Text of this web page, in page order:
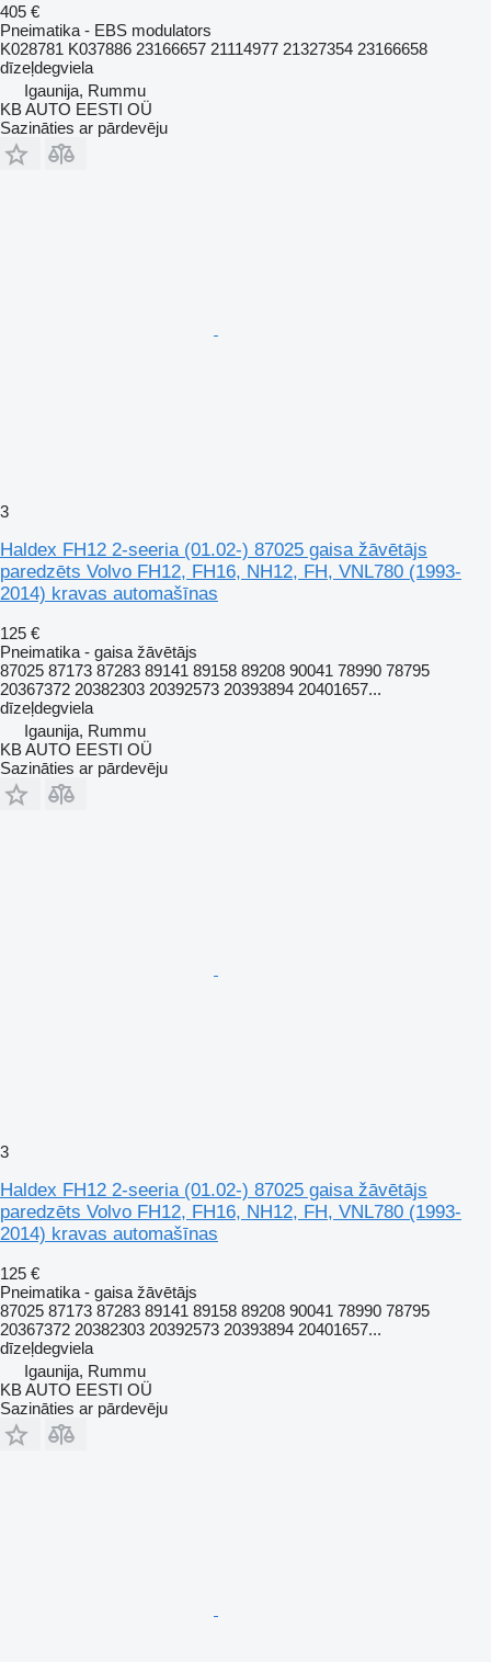
405 €
Pneimatika - EBS modulators
K028781 K037886 23166657 21114977 21327354 23166658
dīzeļdegviela
Igaunija, Rummu
KB AUTO EESTI OÜ
Sazināties ar pārdevēju
3
Haldex FH12 2-seeria (01.02-) 87025 gaisa žāvētājs
paredzēts Volvo FH12, FH16, NH12, FH, VNL780 (1993-
2014) kravas automašīnas
125 €
Pneimatika - gaisa žāvētājs
87025 87173 87283 89141 89158 89208 90041 78990 78795
20367372 20382303 20392573 20393894 20401657...
dīzeļdegviela
Igaunija, Rummu
KB AUTO EESTI OÜ
Sazināties ar pārdevēju
3
Haldex FH12 2-seeria (01.02-) 87025 gaisa žāvētājs
paredzēts Volvo FH12, FH16, NH12, FH, VNL780 (1993-
2014) kravas automašīnas
125 €
Pneimatika - gaisa žāvētājs
87025 87173 87283 89141 89158 89208 90041 78990 78795
20367372 20382303 20392573 20393894 20401657...
dīzeļdegviela
Igaunija, Rummu
KB AUTO EESTI OÜ
Sazināties ar pārdevēju